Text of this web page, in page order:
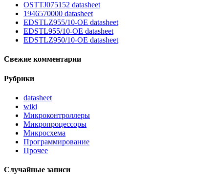
OSTTJ075152 datasheet
1946570000 datasheet
EDSTLZ955/10-OE datasheet
EDSTL955/10-OE datasheet
EDSTLZ950/10-OE datasheet
Свежие комментарии
Рубрики
datasheet
wiki
Микроконтроллеры
Микропроцессоры
Микросхема
Программирование
Прочее
Случайные записи